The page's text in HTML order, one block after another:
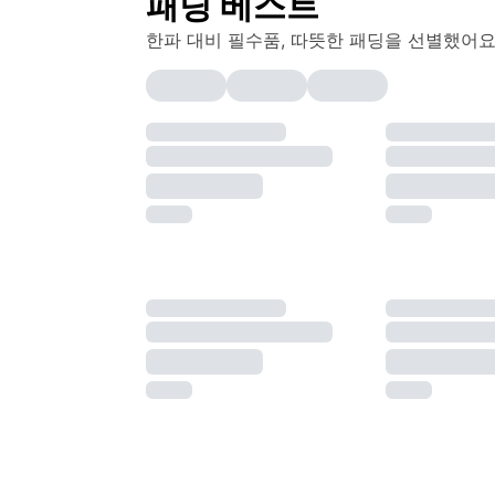
한파 대비 필수품, 따뜻한 패딩을 선별했어요